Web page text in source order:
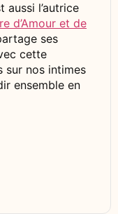
aussi l’autrice
d’Amour et de
ses
cette
sur nos intimes
ensemble en